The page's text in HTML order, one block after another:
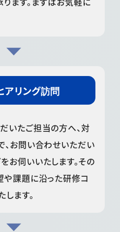
アリング訪問
いたご担当の方へ、対
、お問い合わせいただい
お伺いいたします。その
や課題に沿った研修コ
ます。